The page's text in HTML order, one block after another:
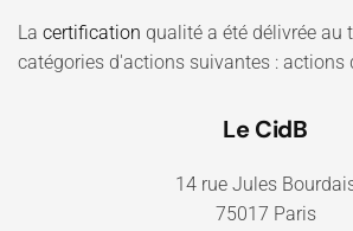
La certification qualité a été délivrée au
catégories d'actions suivantes : actions
Le CidB
14 rue Jules
75017 Paris